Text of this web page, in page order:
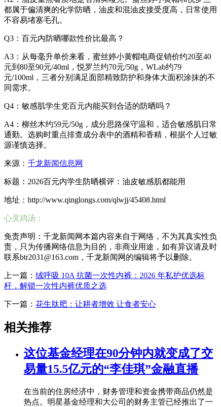
都属于偏清爽的化学防晒，油皮和混油皮接受度高，日常使用
不容易堵塞毛孔。
Q3：百元内防晒哪款性价比最高？
A3：从每毫升单价来看，蜜丝婷小黄帽电商促销价约20至40
元到80至90元/40ml，悦罗兰约70元/50g，WLab约79
元/100ml，三者分别满足面部精致防护和身体大面积涂抹的不
同需求。
Q4：敏感肌学生党百元内能买到合适的防晒吗？
A4：柳丝木约59元/50g，成分思路保守温和，适合敏感肌日常
通勤。选购时重点排查成分表中的酒精和香精，根据个人过敏
源谨慎选择。
来源： 千龙新闻信息网
标题：2026百元内学生防晒横评：油皮敏感肌都能用
地址：http://www.qinglongs.com/qlwjj/45408.html
心灵鸡汤：
免责声明：千龙新闻网本篇内容来自于网络，不为其真实性负
责，只为传播网络信息为目的，非商业用途，如有异议请及时
联系btr2031@163.com，千龙新闻网的编辑将予以删除。
上一篇： 绒呼吸 10A 抗菌一次性内裤：2026 年私护优选标
杆，解锁一次性内裤优质之选
下一篇： 花生肽肥：让耕者增效 让食者安心
相关推荐
这位基金经理在90分钟内就变成了交
易量15.5亿元的“李佳琪”金融直播
在当前的住房经济中，财务管理和资金携带商品仍然是
热点。明星基金经理和大公司的财务主管已经推出了一